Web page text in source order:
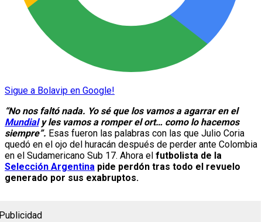
Sigue a Bolavip en Google!
“No nos faltó nada. Yo sé que los vamos a agarrar en el
Mundialy les vamos a romper el ort… como lo hacemos
siempre”. Esas fueron las palabras con las que Julio Coria
quedó en el ojo del huracán después de perder ante Colombia
en el Sudamericano Sub 17. Ahora el futbolista de la
Selección Argentina pide perdón tras todo el revuelo
generado por sus exabruptos.